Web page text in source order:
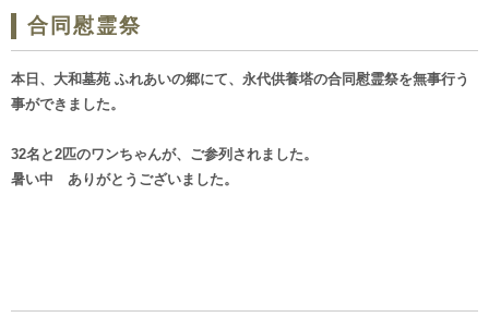
合同慰霊祭
本日、大和墓苑 ふれあいの郷にて、永代供養塔の合同慰霊祭を無事行う
事ができました。
32名と2匹のワンちゃんが、ご参列されました。
暑い中 ありがとうございました。